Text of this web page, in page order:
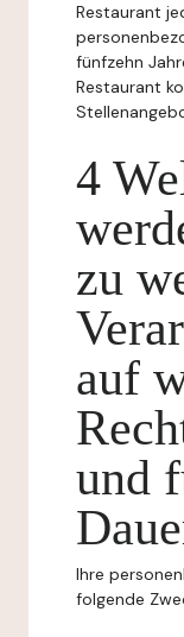
Restaurant
fünfzehn
Restaurant
4
zu
auf
und
Ihre
folgende